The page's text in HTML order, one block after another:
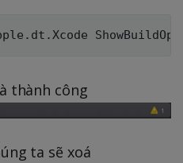
thành công
ta sẽ xoá